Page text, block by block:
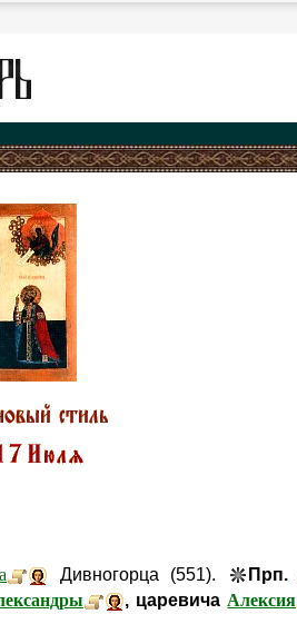
Дивногорца (551). Прп.
, царевича Алексия